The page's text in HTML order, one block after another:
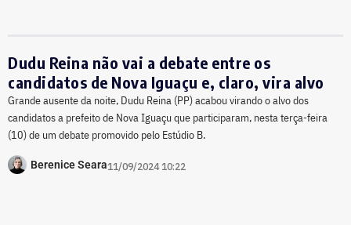
Dudu Reina não vai a debate entre os
candidatos de Nova Iguaçu e, claro, vira alvo
Grande ausente da noite, Dudu Reina (PP) acabou virando o alvo dos
candidatos a prefeito de Nova Iguaçu que participaram, nesta terça-feira
(10) de um debate promovido pelo Estúdio B.
Berenice Seara11/09/2024 10:22